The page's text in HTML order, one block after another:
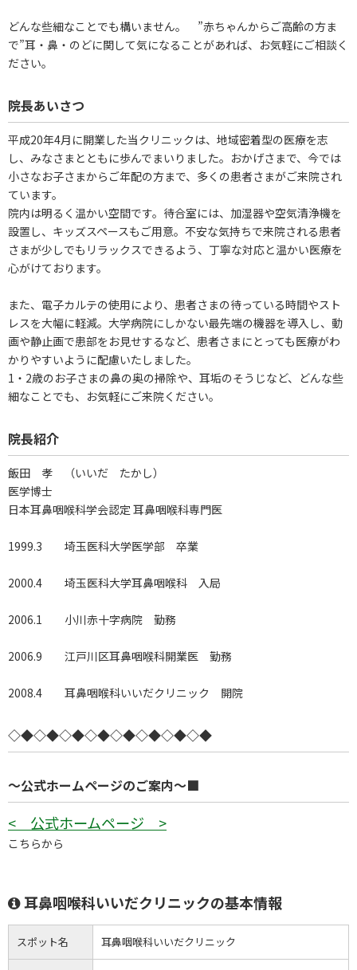
どんな些細なことでも構いません。 ”赤ちゃんからご高齢の方ま
で”耳・鼻・のどに関して気になることがあれば、お気軽にご相談く
ださい。
院長あいさつ
平成20年4月に開業した当クリニックは、地域密着型の医療を志
し、みなさまとともに歩んでまいりました。おかげさまで、今では
小さなお子さまからご年配の方まで、多くの患者さまがご来院され
ています。
院内は明るく温かい空間です。待合室には、加湿器や空気清浄機を
設置し、キッズスペースもご用意。不安な気持ちで来院される患者
さまが少しでもリラックスできるよう、丁寧な対応と温かい医療を
心がけております。
また、電子カルテの使用により、患者さまの待っている時間やスト
レスを大幅に軽減。大学病院にしかない最先端の機器を導入し、動
画や静止画で患部をお見せするなど、患者さまにとっても医療がわ
かりやすいように配慮いたしました。
1・2歳のお子さまの鼻の奥の掃除や、耳垢のそうじなど、どんな些
細なことでも、お気軽にご来院ください。
院長紹介
飯田 孝 （いいだ たかし）
医学博士
日本耳鼻咽喉科学会認定 耳鼻咽喉科専門医
1999.3 埼玉医科大学医学部 卒業
2000.4 埼玉医科大学耳鼻咽喉科 入局
2006.1 小川赤十字病院 勤務
2006.9 江戸川区耳鼻咽喉科開業医 勤務
2008.4 耳鼻咽喉科いいだクリニック 開院
◇◆◇◆◇◆◇◆◇◆◇◆◇◆◇◆
～公式ホームページのご案内～■
< 公式ホームページ >
こちらから
耳鼻咽喉科いいだクリニックの基本情報
スポット名 耳鼻咽喉科いいだクリニック